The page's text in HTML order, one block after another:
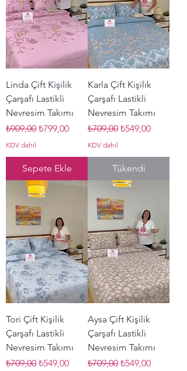
Linda Çift Kişilik
Çarşafı Lastikli
Nevresim Takımı
Normal Fiyat
₺909,00 İndirimli Fiyat
₺799,00
KDV dahil
Sepete Ekle
Karla Çift Kişilik
Çarşafı Lastikli
Nevresim Takımı
Normal Fiyat
₺709,00 İndirimli Fiyat
₺549,00
KDV dahil
Tükendi
Tori Çift Kişilik
Çarşafı Lastikli
Nevresim Takımı
Normal Fiyat
₺709,00 İndirimli Fiyat
₺549,00
Aysa Çift Kişilik
Çarşafı Lastikli
Nevresim Takımı
Normal Fiyat
₺709,00 İndirimli Fiyat
₺549,00